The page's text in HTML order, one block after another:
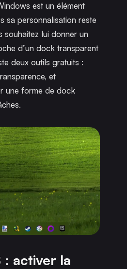
est un élément
sa personnalisation reste
souhaitez lui donner un
d’un dock transparent
deux outils gratuits :
et
une forme de dock
: activer la